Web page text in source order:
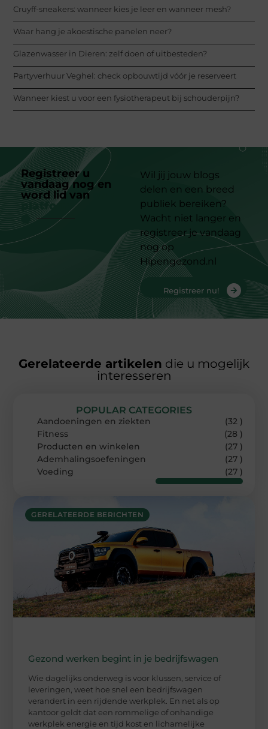
Cruyff-sneakers: wanneer kies je leer en wanneer mesh?
Waar hang je akoestische panelen neer?
Glazenwasser in Dieren: zelf doen of uitbesteden?
Partyverhuur Veghel: check opbouwtijd vóór je reserveert
Wanneer kiest u voor een fysiotherapeut bij schouderpijn?
Registreer u
vandaag nog en
word lid van
platform
Wil jij jouw blogs
delen en een breed
publiek bereiken?
Wacht niet langer en
registreer je vandaag
nog op
Hipengezond.nl
Registreer nu!
Gerelateerde artikelen die u mogelijk
interesseren
GERELATEERDE BERICHTEN
Gezond werken begint in je bedrijfswagen
Wie dagelijks onderweg is voor klussen, service of
leveringen, weet hoe snel een bedrijfswagen
verandert in een rijdende werkplek. En net als op
kantoor geldt dat een rommelige of onhandige
werkplek energie en tijd kost en lichamelijke
POPULAR CATEGORIES
Aandoeningen en ziekten
(32 )
Fitness
(28 )
Producten en winkelen
(27 )
Ademhalingsoefeningen
(27 )
Voeding
(27 )